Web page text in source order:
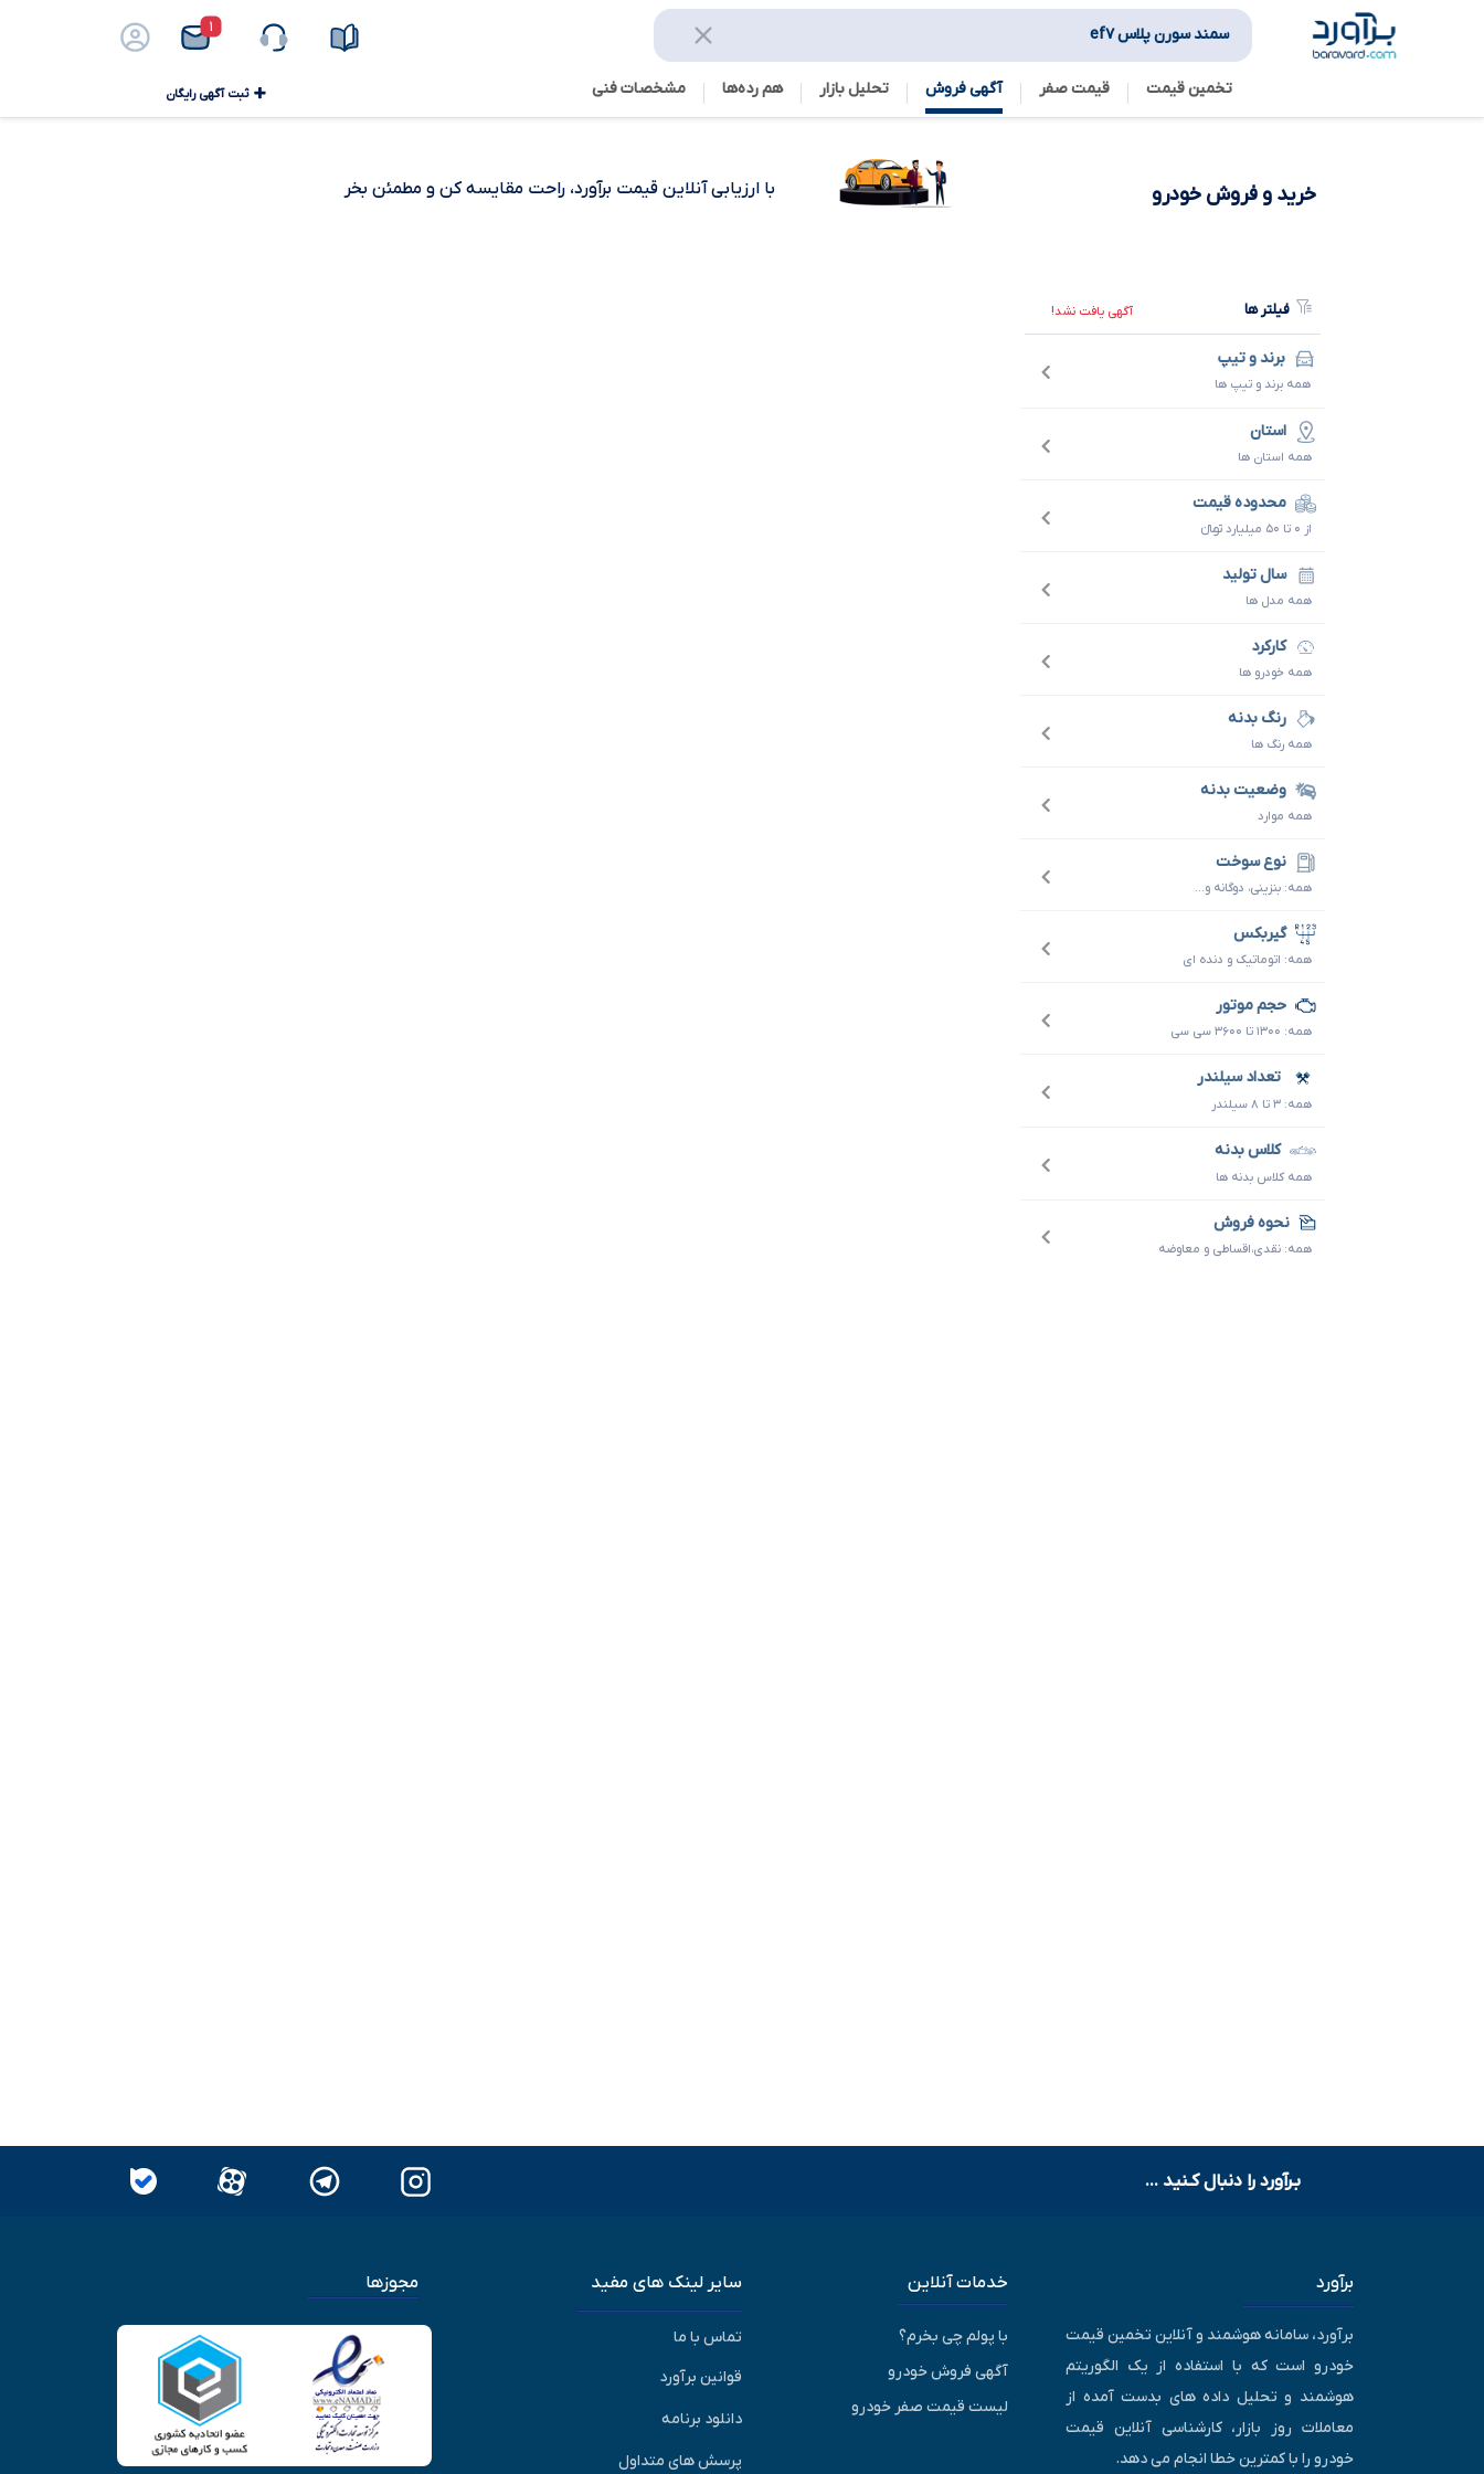
۱ سمند سورن پلاس ef۷
تخمین قیمت قیمت صفر آگهی فروش تحلیل بازار هم رده‌ها‌ مشخصات فنی ثبت آگهی رایگان
خرید و فروش خودرو با ارزیابی آنلاین قیمت برآورد، راحت مقایسه کن و مطمئن بخر
فیلتر ها آگهی یافت نشد!
برند و تیپ
همه برند و تیپ ها
استان
همه استان ها
محدوده قیمت
از ۰ تا ۵۰ میلیارد تومانءءء
سال تولید
همه مدل ها
کارکرد
همه خودرو ها
رنگ بدنه
همه رنگ ها
وضعیت بدنه
همه موارد
نوع سوخت
همه: بنزینی، دوگانه و...
گیربکس
همه: اتوماتیک و دنده ای
حجم موتور
همه: ۱۳۰۰ تا ۳۶۰۰ سی سی
تعداد سیلندر
همه: ۳ تا ۸ سیلندر
کلاس بدنه
همه کلاس بدنه ها
نحوه فروش
همه: نقدی،اقساطی و معاوضه
بـرآورد را دنبال کـنید ...
برآورد
برآورد، سامانه هوشمند و آنلاین تخمین قیمت
خودرو است که با استفاده از یک الگوریتم
هوشمند و تحلیل داده های بدست آمده از
معاملات روز بازار، کارشناسی آنلاین قیمت
خودرو را با کمترین خطا انجام می دهد.
خدمات آنلاین
با پولم چی بخرم؟
آگهی فروش خودرو
لیست قیمت صفر خودرو
سایر لینک های مفید
تماس با ما
قوانین برآورد
دانلود برنامه
پرسش های متداول
مجوزها